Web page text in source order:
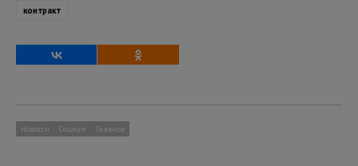
контракт
Новости Социум Главное